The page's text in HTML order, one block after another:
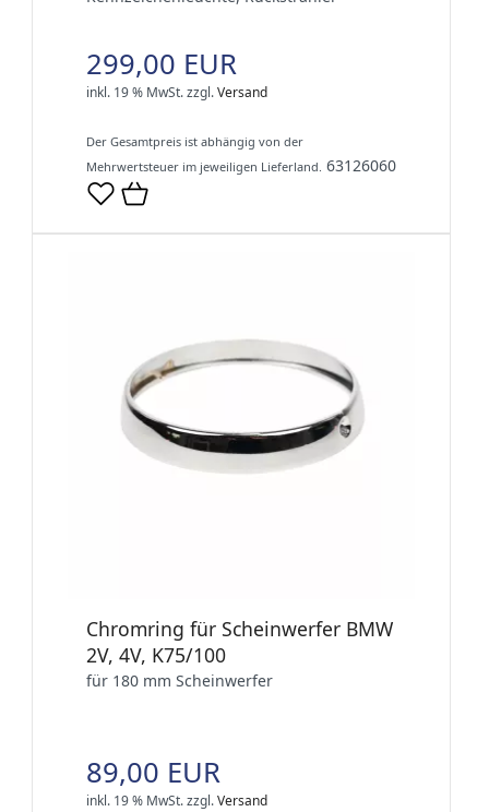
299,00 EUR
inkl. 19 % MwSt.zzgl.Versand
Der Gesamtpreis ist abhängig von der
Mehrwertsteuer im jeweiligen Lieferland. 63126060
Chromring für Scheinwerfer BMW
2V, 4V, K75/100
für 180 mm Scheinwerfer
89,00 EUR
inkl. 19 % MwSt.zzgl.Versand